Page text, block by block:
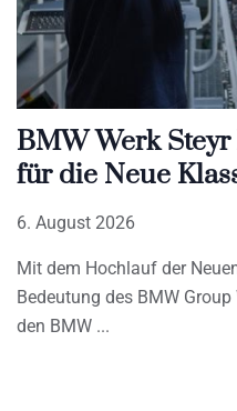
BMW Werk
für die Neue
6. August 2026
Mit dem Hochlauf der
Bedeutung des BMW
den BMW